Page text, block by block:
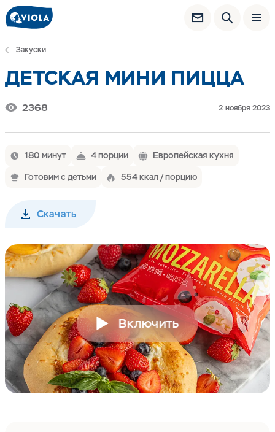
Закуски
ДЕТСКАЯ МИНИ ПИЦЦА
2368 2 ноября 2023
180 минут 4 порции
Европейская кухня
Готовим с детьми
554 ккал / порцию
Скачать
Включить